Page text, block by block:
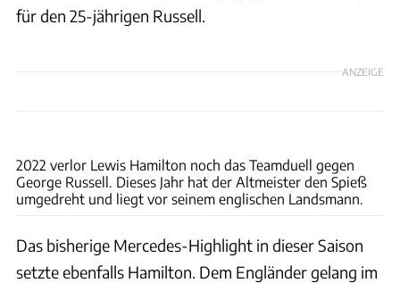
für den 25-jährigen Russell.
ANZEIGE
2022 verlor Lewis Hamilton noch das Teamduell gegen
George Russell. Dieses Jahr hat der Altmeister den Spieß
umgedreht und liegt vor seinem englischen Landsmann.
Das bisherige Mercedes-Highlight in dieser Saison
setzte ebenfalls Hamilton. Dem Engländer gelang im